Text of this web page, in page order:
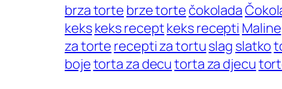
brza torte brze torte čokolada
kekskeks receptkeks recepti Maline
za torte recepti za tortuslag slatko
bojetorta za decutorta za djecu